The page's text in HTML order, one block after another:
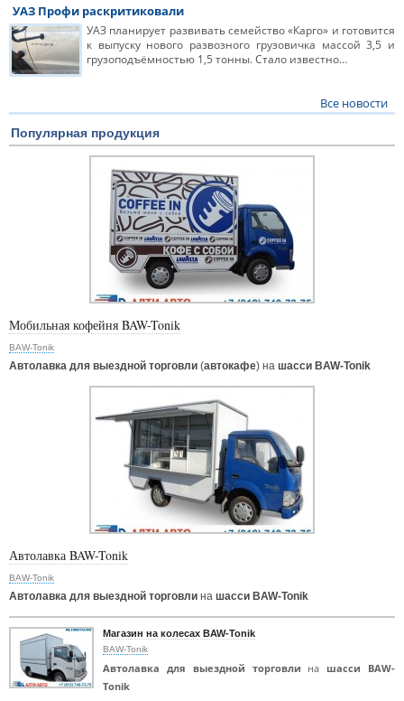
УАЗ Профи раскритиковали
УАЗ планирует развивать семейство «Карго» и готовится
к выпуску нового развозного грузовичка массой 3,5 и
грузоподъёмностью 1,5 тонны. Стало известно…
Все новости
Популярная продукция
Мобильная кофейня BAW-Tonik
BAW-Tonik
Автолавка для выездной торговли (автокафе) на шасси BAW-Tonik
Автолавка BAW-Tonik
BAW-Tonik
Автолавка для выездной торговли на шасси BAW-Tonik
Магазин на колесах BAW-Tonik
BAW-Tonik
Автолавка для выездной торговли на шасси BAW-
Tonik